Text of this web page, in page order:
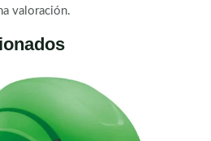
valoración.